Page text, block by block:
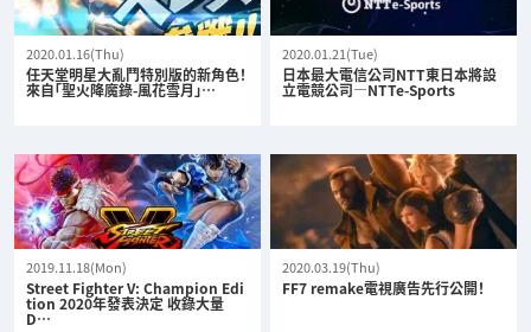
2020.01.16(Thu)
任天堂明星大亂鬥特別版的新角色！
來自「聖火降魔錄-風花雪月」…
2020.01.21(Tue)
日本最大電信公司NTT東日本將設
立電競公司—NTTe-Sports
2019.11.18(Mon)
Street Fighter V: Champion Edi
tion 2020年發表決定 收錄大量
D…
2020.03.19(Thu)
FF7 remake電視廣告先行公開！